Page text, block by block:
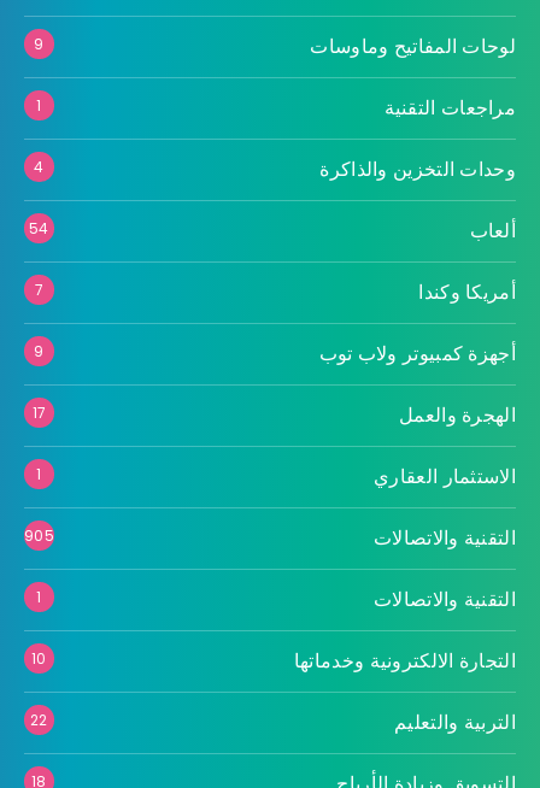
لوحات المفاتيح وماوسات 9
مراجعات التقنية 1
وحدات التخزين والذاكرة 4
ألعاب 54
أمريكا وكندا 7
أجهزة كمبيوتر ولاب توب 9
الهجرة والعمل 17
الاستثمار العقاري 1
التقنية والاتصالات 905
التقنية والاتصالات 1
التجارة الالكترونية وخدماتها 10
التربية والتعليم 22
18